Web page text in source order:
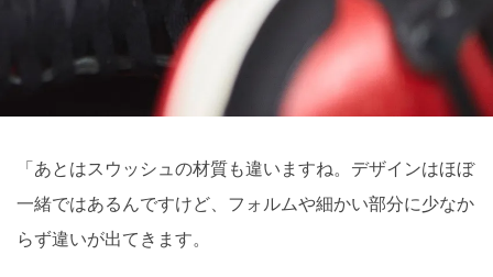
「あとはスウッシュの材質も違いますね。デザインはほぼ
一緒ではあるんですけど、フォルムや細かい部分に少なか
らず違いが出てきます。